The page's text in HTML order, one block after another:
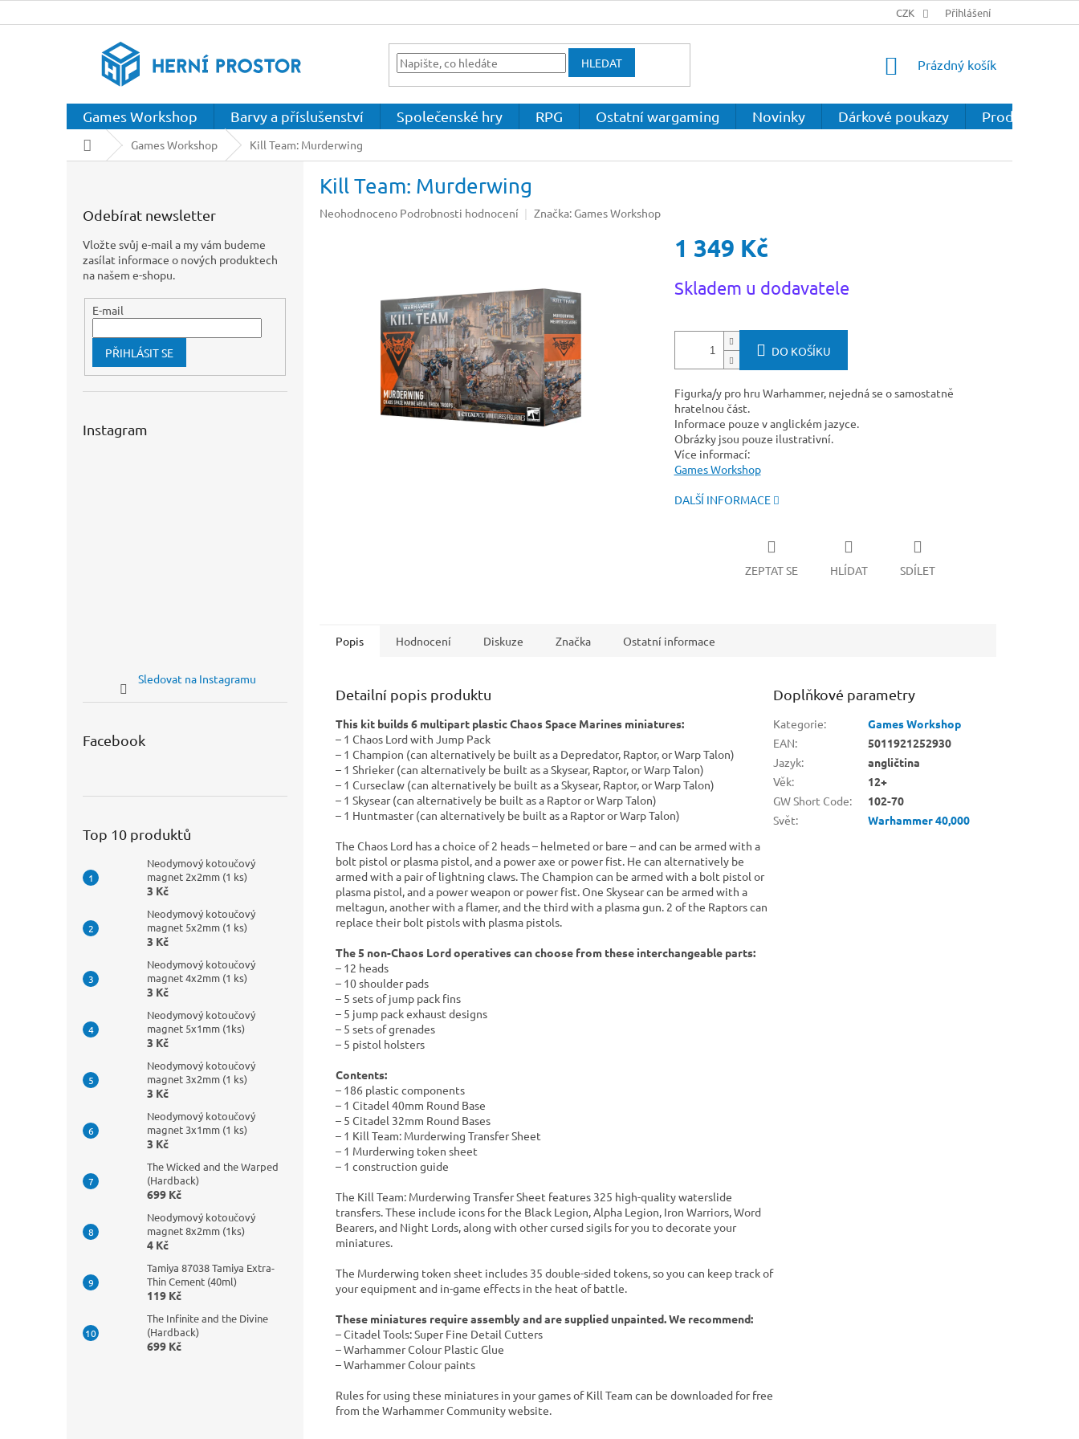
na
CZK Přihlášení
HLEDAT
NÁKUPNÍ
Prázdný košík
Games Workshop Barvy a příslušenství Společenské hry RPG Ostatní wargaming Novinky Dárkové poukazy Prodejna
Domů Games Workshop Kill Team: Murderwing
Odebírat newsletter
Vložte svůj e-mail a my vám budeme
zasílat informace o nových produktech
na našem e-shopu.
E-mail
PŘIHLÁSIT SE
Instagram
Sledovat na Instagramu
Facebook
Top 10 produktů
Neodymový kotoučový
magnet 2x2mm (1 ks)
3 Kč
Neodymový kotoučový
magnet 5x2mm (1 ks)
3 Kč
Neodymový kotoučový
magnet 4x2mm (1 ks)
3 Kč
Neodymový kotoučový
magnet 5x1mm (1ks)
3 Kč
Neodymový kotoučový
magnet 3x2mm (1 ks)
3 Kč
Neodymový kotoučový
magnet 3x1mm (1 ks)
3 Kč
The Wicked and the Warped
(Hardback)
699 Kč
Neodymový kotoučový
magnet 8x2mm (1ks)
4 Kč
Tamiya 87038 Tamiya Extra-
Thin Cement (40ml)
119 Kč
The Infinite and the Divine
(Hardback)
699 Kč
Kill Team: Murderwing
Průměrné
Neohodnoceno Podrobnosti hodnocení Značka: Games Workshop
1 349 Kč
cena:
Skladem u dodavatele
DO KOŠÍKU
Figurka/y pro hru Warhammer, nejedná se o samostatně
hratelnou část.
Informace pouze v anglickém jazyce.
Obrázky jsou pouze ilustrativní.
Více informací:
Games Workshop
DALŠÍ INFORMACE
ZEPTAT SE HLÍDAT SDÍLET
Popis Hodnocení Diskuze Značka Ostatní informace
Detailní popis produktu
This kit builds 6 multipart plastic Chaos Space Marines miniatures:
– 1 Chaos Lord with Jump Pack
– 1 Champion (can alternatively be built as a Depredator, Raptor, or Warp Talon)
– 1 Shrieker (can alternatively be built as a Skysear, Raptor, or Warp Talon)
– 1 Curseclaw (can alternatively be built as a Skysear, Raptor, or Warp Talon)
– 1 Skysear (can alternatively be built as a Raptor or Warp Talon)
– 1 Huntmaster (can alternatively be built as a Raptor or Warp Talon)
The Chaos Lord has a choice of 2 heads – helmeted or bare – and can be armed with a
bolt pistol or plasma pistol, and a power axe or power fist. He can alternatively be
armed with a pair of lightning claws. The Champion can be armed with a bolt pistol or
plasma pistol, and a power weapon or power fist. One Skysear can be armed with a
meltagun, another with a flamer, and the third with a plasma gun. 2 of the Raptors can
replace their bolt pistols with plasma pistols.
The 5 non-Chaos Lord operatives can choose from these interchangeable parts:
– 12 heads
– 10 shoulder pads
– 5 sets of jump pack fins
– 5 jump pack exhaust designs
– 5 sets of grenades
– 5 pistol holsters
Contents:
– 186 plastic components
– 1 Citadel 40mm Round Base
– 5 Citadel 32mm Round Bases
– 1 Kill Team: Murderwing Transfer Sheet
– 1 Murderwing token sheet
– 1 construction guide
The Kill Team: Murderwing Transfer Sheet features 325 high-quality waterslide
transfers. These include icons for the Black Legion, Alpha Legion, Iron Warriors, Word
Bearers, and Night Lords, along with other cursed sigils for you to decorate your
miniatures.
The Murderwing token sheet includes 35 double-sided tokens, so you can keep track of
your equipment and in-game effects in the heat of battle.
These miniatures require assembly and are supplied unpainted. We recommend:
– Citadel Tools: Super Fine Detail Cutters
– Warhammer Colour Plastic Glue
– Warhammer Colour paints
Rules for using these miniatures in your games of Kill Team can be downloaded for free
from the Warhammer Community website.
Doplňkové parametry
Kategorie:
Games Workshop
EAN:
5011921252930
Jazyk:
angličtina
Věk:
12+
GW Short Code:
102-70
Svět: Warhammer 40,000